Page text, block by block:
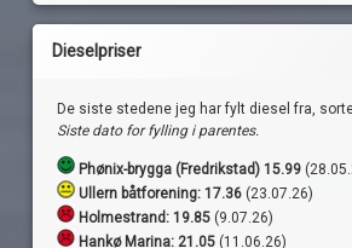
Dieselpriser
De siste stedene jeg har fylt diesel fra,
Siste dato for fylling i parentes.
Phønix-brygga (Fredrikstad) 15.99
Ullern båtforening: 17.36 (23.07.26)
Holmestrand: 19.85 (9.07.26)
Hankø Marina: 21.05 (11.06.26)